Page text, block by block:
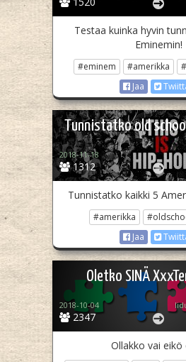
Testaa kuinka hyvin
Eminemin!
#eminem #amerikka
Jaa
Tunnistatko old
1312
2018-11-18
Tunnistatko kaikki 5
#amerikka
Jaa
Oletko SINÄ
2347
2018-10-04
Ollakko vai eikö